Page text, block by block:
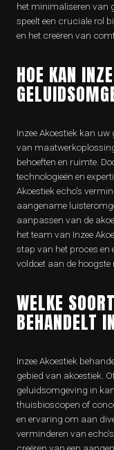
het minimaliseren van
speelt een cruciale rol
en het creëren van
HOE KAN
Inzee Akoestiek kan
van
behoeften en ruimte.
technologieën en
Akoestiek echo’s
aangename
aanpassen van de
het team van Inzee
stap van het proces en
voldoet aan de
WELKE
BEHANDELT
Inzee Akoestiek
gebied van akoestiek.
geluidsomgeving in
thuisbioscopen of
en ervaring om aan
verminderen van